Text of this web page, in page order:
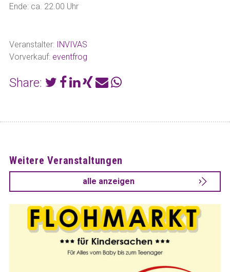
Ende: ca. 22.00 Uhr
Veranstalter: INVIVAS
Vorverkauf: eventfrog
Share:
Weitere Veranstaltungen
alle anzeigen